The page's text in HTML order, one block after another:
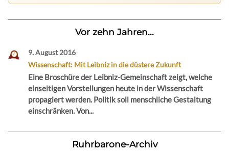
Vor zehn Jahren...
9. August 2016
Wissenschaft: Mit Leibniz in die düstere Zukunft
Eine Broschüre der Leibniz-Gemeinschaft zeigt, welche
einseitigen Vorstellungen heute in der Wissenschaft
propagiert werden. Politik soll menschliche Gestaltung
einschränken. Von...
Ruhrbarone-Archiv